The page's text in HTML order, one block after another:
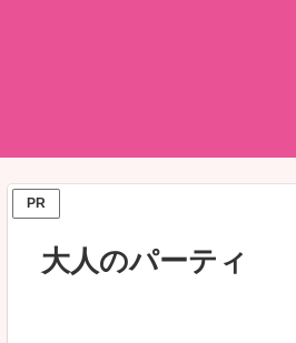
PR
大人のパーティ